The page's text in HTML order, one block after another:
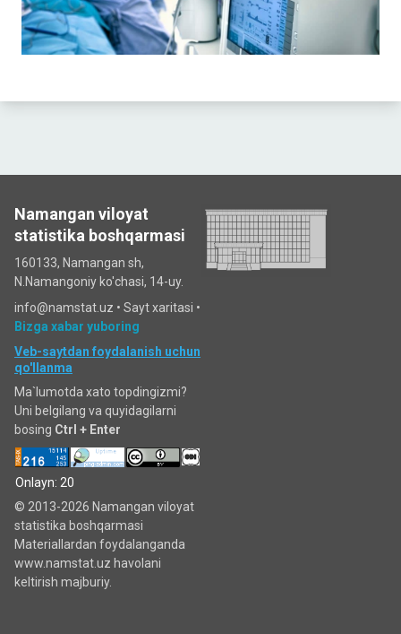
Namangan viloyat
statistika boshqarmasi
160133, Namangan sh,
N.Namangoniy ko'chasi, 14-uy.
info@namstat.uz • Sayt xaritasi •
Bizga xabar yuboring
Veb-saytdan foydalanish uchun
qo'llanma
Ma`lumotda xato topdingizmi?
Uni belgilang va quyidagilarni
bosing Ctrl + Enter
Onlayn: 20
© 2013-2026 Namangan viloyat
statistika boshqarmasi
Materiallardan foydalanganda
www.namstat.uz havolani
keltirish majburiy.